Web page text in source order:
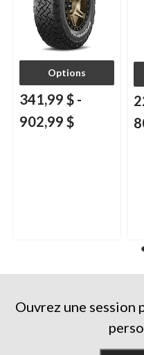
Options
341,99 $ -
902,99 $
Ouvrez une